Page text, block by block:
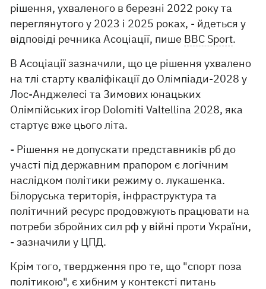
рішення, ухваленого в березні 2022 року та
переглянутого у 2023 і 2025 роках, - йдеться у
відповіді речника Асоціації, пише BBC Sport.
В Асоціації зазначили, що це рішення ухвалено
на тлі старту кваліфікації до Олімпіади-2028 у
Лос-Анджелесі та Зимових юнацьких
Олімпійських ігор Dolomiti Valtellina 2028, яка
стартує вже цього літа.
- Рішення не допускати представників рб до
участі під державним прапором є логічним
наслідком політики режиму о. лукашенка.
Білоруська територія, інфраструктура та
політичний ресурс продовжують працювати на
потреби збройних сил рф у війні проти України,
- зазначили у ЦПД.
Крім того, твердження про те, що "спорт поза
політикою", є хибним у контексті питань